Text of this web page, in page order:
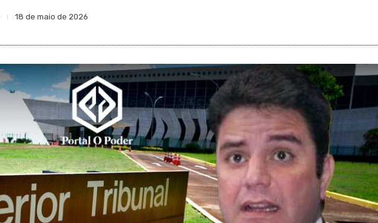
18 de maio de 2026